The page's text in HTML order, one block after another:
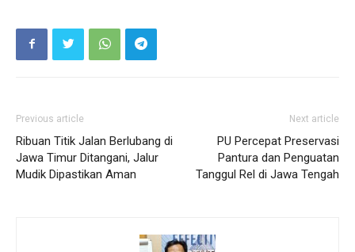
Previous article
Ribuan Titik Jalan Berlubang di
Jawa Timur Ditangani, Jalur
Mudik Dipastikan Aman
Next article
PU Percepat Preservasi
Pantura dan Penguatan
Tanggul Rel di Jawa Tengah